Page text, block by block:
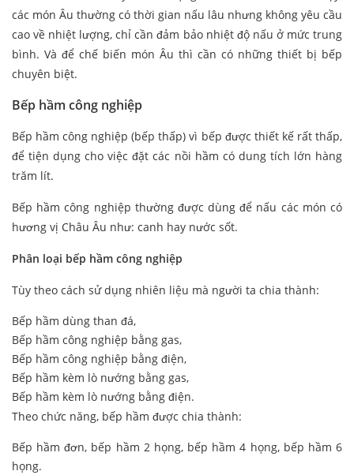
các món Âu thường có thời gian nấu lâu nhưng không yêu cầu
cao về nhiệt lượng, chỉ cần đảm bảo nhiệt độ nấu ở mức trung
bình. Và để chế biến món Âu thì cần có những thiết bị bếp
chuyên biệt.
Bếp hầm công nghiệp
Bếp hầm công nghiệp (bếp thấp) vì bếp được thiết kế rất thấp,
để tiện dụng cho việc đặt các nồi hầm có dung tích lớn hàng
trăm lít.
Bếp hầm công nghiệp thường được dùng để nấu các món có
hương vị Châu Âu như: canh hay nước sốt.
Phân loại bếp hầm công nghiệp
Tùy theo cách sử dụng nhiên liệu mà người ta chia thành:
Bếp hầm dùng than đá,
Bếp hầm công nghiệp bằng gas,
Bếp hầm công nghiệp bằng điện,
Bếp hầm kèm lò nướng bằng gas,
Bếp hầm kèm lò nướng bằng điện.
Theo chức năng, bếp hầm được chia thành:
Bếp hầm đơn, bếp hầm 2 họng, bếp hầm 4 họng, bếp hầm 6
họng.